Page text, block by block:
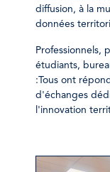
diffusion, à la
données
Professionnels,
étudiants,
:Tous ont
d'échanges
l'innovation